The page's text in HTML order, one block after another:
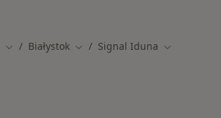
Zmień miasto
Białystok Zmień miasto
Signal Iduna Zmień miasto